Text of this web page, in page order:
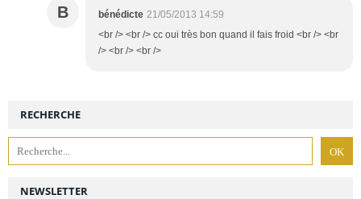
B bénédicte 21/05/2013 14:59
<br /> <br /> cc oui très bon quand il fais froid <br /> <br
/> <br /> <br />
NEWSLETTER
RECHERCHE